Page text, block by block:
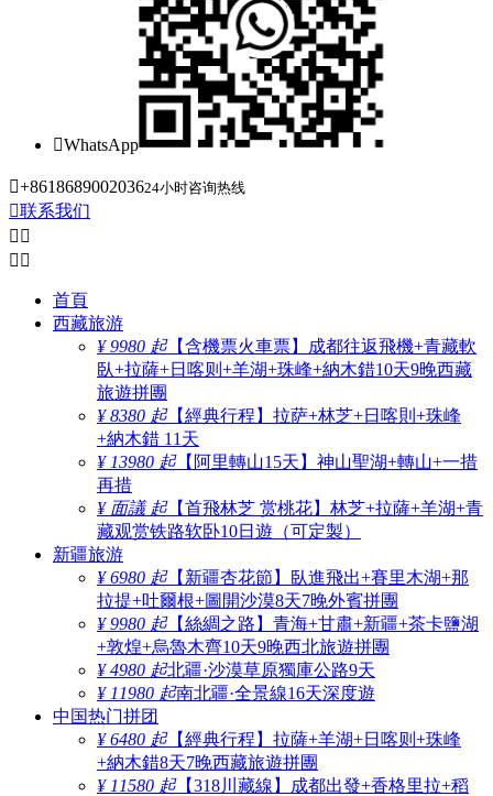
WhatsApp
+861868900203624小时咨询热线
联系我们
 
 
首頁
西藏旅游
¥ 9980 起【含機票火車票】成都往返飛機+青藏軟
臥+拉薩+日喀则+羊湖+珠峰+納木錯10天9晚西藏
旅遊拼團
¥ 8380 起【經典行程】拉萨+林芝+日喀則+珠峰
+納木錯 11天
¥ 13980 起【阿里轉山15天】神山聖湖+轉山+一措
再措
¥ 面議 起【首飛林芝 赏桃花】林芝+拉薩+羊湖+青
藏观赏铁路软卧10日遊（可定製）
新疆旅游
¥ 6980 起【新疆杏花節】臥進飛出+賽里木湖+那
拉提+吐爾根+圖開沙漠8天7晚外賓拼團
¥ 9980 起【絲綢之路】青海+甘肅+新疆+茶卡鹽湖
+敦煌+烏魯木齊10天9晚西北旅遊拼團
¥ 4980 起北疆·沙漠草原獨庫公路9天
¥ 11980 起南北疆·全景線16天深度遊
中国热门拼团
¥ 6480 起【經典行程】拉薩+羊湖+日喀则+珠峰
+納木錯8天7晚西藏旅遊拼團
¥ 11580 起【318川藏線】成都出發+香格里拉+稻